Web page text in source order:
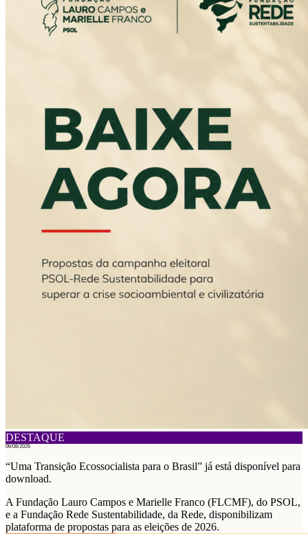
DESTAQUE
06/08/2026
“Uma Transição Ecossocialista para o Brasil” já está disponível para
download.
A Fundação Lauro Campos e Marielle Franco (FLCMF), do PSOL,
e a Fundação Rede Sustentabilidade, da Rede, disponibilizam
plataforma de propostas para as eleições de 2026.